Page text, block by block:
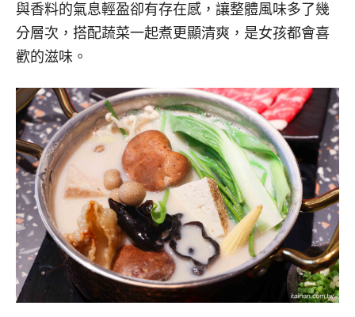
與香料的氣息輕盈卻有存在感，讓整體風味多了幾
分層次，搭配蔬菜一起煮更顯清爽，是女孩都會喜
歡的滋味。